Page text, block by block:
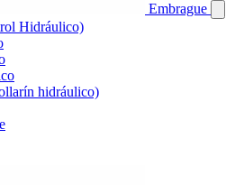
Embrague
Hidráulico)
hidráulico)